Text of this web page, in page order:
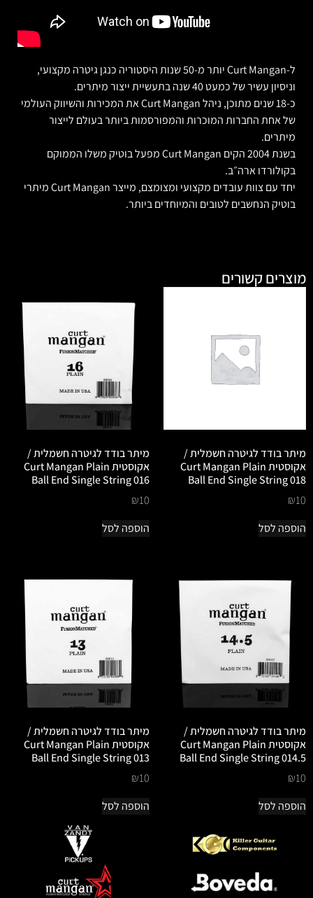
ל-Curt Mangan יותר מ-50 שנות היסטוריה כנגן גיטרה מקצועי,
וניסיון עשיר של כמעט 40 שנה בתעשיית ייצור מיתרים.
כ-18 שנים מתוכן, ניהל Curt Mangan את המכירות והשיווק העולמי
של אחת החברות המוכרות והמפורסמות ביותר בעולם לייצור
מיתרים.
בשנת 2004 הקים Curt Mangan מפעל בוטיק משלו הממוקם
בקולורדו ארה״ב.
יחד עם צוות עובדים מקצועי ומצומצם, מייצר Curt Mangan מיתרי
בוטיק הנחשבים לטובים והמיוחדים ביותר.
מוצרים קשורים
מיתר בודד לגיטרה חשמלית /
אקוסטית Curt Mangan Plain
Ball End Single String 018
₪10
הוספה לסל
מיתר בודד לגיטרה חשמלית /
אקוסטית Curt Mangan Plain
Ball End Single String 016
₪10
הוספה לסל
מיתר בודד לגיטרה חשמלית /
אקוסטית Curt Mangan Plain
Ball End Single String 014.5
₪10
הוספה לסל
מיתר בודד לגיטרה חשמלית /
אקוסטית Curt Mangan Plain
Ball End Single String 013
₪10
הוספה לסל